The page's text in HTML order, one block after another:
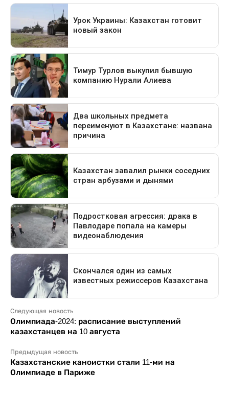
Следующая новость
Олимпиада-2024: расписание выступлений
казахстанцев на 10 августа
Предыдущая новость
Казахстанские каноистки стали 11-ми на
Олимпиаде в Париже